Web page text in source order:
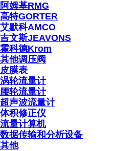
阿姆基RMG
高特GORTER
艾默科AMCO
吉文斯JEAVONS
霍科德Krom
其他调压阀
皮膜表
涡轮流量计
腰轮流量计
超声波流量计
体积修正仪
流量计算机
数据传输和分析设备
其他